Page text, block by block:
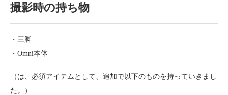
撮影時の持ち物
・三脚
・Omni本体
（は、必須アイテムとして、追加で以下のものを持っていきまし
た。）